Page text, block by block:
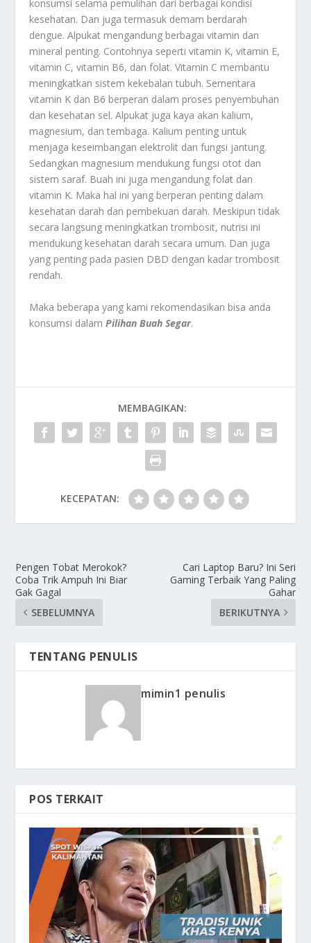
konsumsi selama pemulihan dari berbagai kondisi
kesehatan. Dan juga termasuk demam berdarah
dengue. Alpukat mengandung berbagai vitamin dan
mineral penting. Contohnya seperti vitamin K, vitamin E,
vitamin C, vitamin B6, dan folat. Vitamin C membantu
meningkatkan sistem kekebalan tubuh. Sementara
vitamin K dan B6 berperan dalam proses penyembuhan
dan kesehatan sel. Alpukat juga kaya akan kalium,
magnesium, dan tembaga. Kalium penting untuk
menjaga keseimbangan elektrolit dan fungsi jantung.
Sedangkan magnesium mendukung fungsi otot dan
sistem saraf. Buah ini juga mengandung folat dan
vitamin K. Maka hal ini yang berperan penting dalam
kesehatan darah dan pembekuan darah. Meskipun tidak
secara langsung meningkatkan trombosit, nutrisi ini
mendukung kesehatan darah secara umum. Dan juga
yang penting pada pasien DBD dengan kadar trombosit
rendah.
Maka beberapa yang kami rekomendasikan bisa anda
konsumsi dalamPilihan Buah Segar.
MEMBAGIKAN:
KECEPATAN:
Pengen Tobat Merokok?
Coba Trik Ampuh Ini Biar
Gak Gagal
SEBELUMNYA
Cari Laptop Baru? Ini Seri
Gaming Terbaik Yang Paling
Gahar
BERIKUTNYA
TENTANG PENULIS
mimin1 penulis
POS TERKAIT